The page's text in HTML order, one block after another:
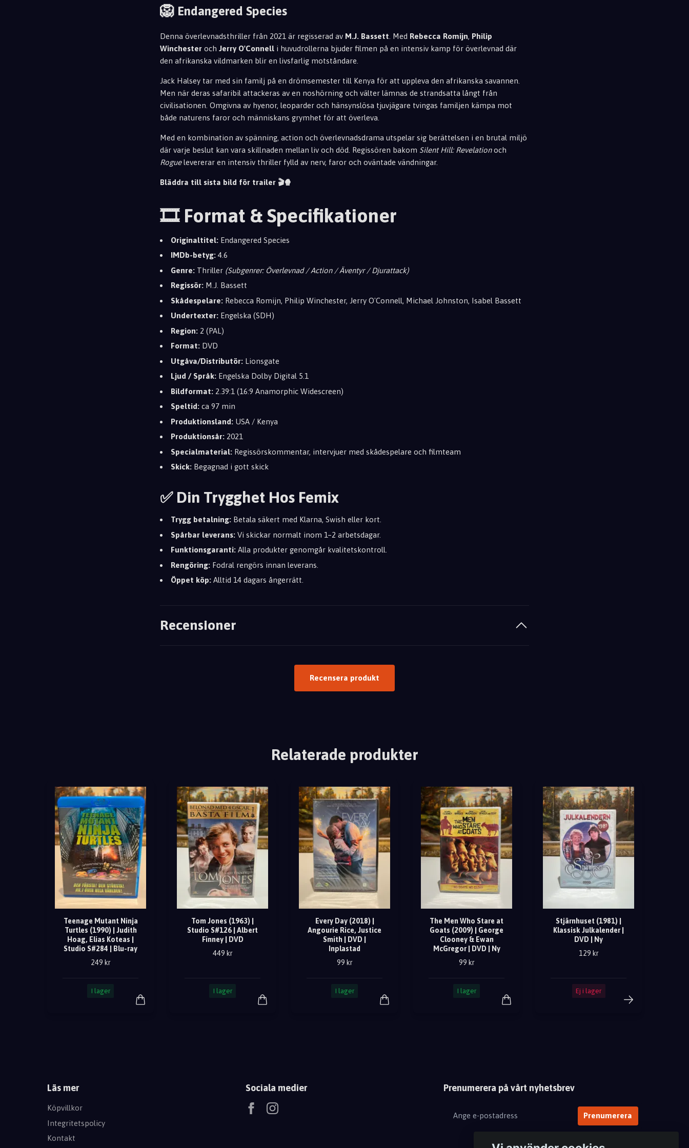
🦁 Endangered Species
Denna överlevnadsthriller från 2021 är regisserad av M.J. Bassett . Med Rebecca Romijn, Philip
Winchester och Jerry O'Connell i huvudrollerna bjuder filmen på en intensiv kamp för överlevnad där
den afrikanska vildmarken blir en livsfarlig motståndare.
Jack Halsey tar med sin familj på en drömsemester till Kenya för att uppleva den afrikanska savannen.
Men när deras safaribil attackeras av en noshörning och välter lämnas de strandsatta långt från
civilisationen. Omgivna av hyenor, leoparder och hänsynslösa tjuvjägare tvingas familjen kämpa mot
både naturens faror och människans grymhet för att överleva.
Med en kombination av spänning, action och överlevnadsdrama utspelar sig berättelsen i en brutal miljö
där varje beslut kan vara skillnaden mellan liv och död. Regissören bakom Silent Hill: Revelationoch
Roguelevererar en intensiv thriller fylld av nerv, faror och oväntade vändningar.
Bläddra till sista bild för trailer 🎬🍿
🎞️ Format & Specifikationer
Originaltitel: Endangered Species
IMDb-betyg:4.6
Genre: Thriller (Subgenrer: Överlevnad / Action / Äventyr / Djurattack)
Regissör: M.J. Bassett
Skådespelare: Rebecca Romijn, Philip Winchester, Jerry O'Connell, Michael Johnston, Isabel Bassett
Undertexter: Engelska (SDH)
Region: 2 (PAL)
Format: DVD
Utgåva/Distributör: Lionsgate
Ljud / Språk: Engelska Dolby Digital 5.1
Bildformat: 2.39:1 (16:9 Anamorphic Widescreen)
Speltid: ca 97 min
Produktionsland: USA / Kenya
Produktionsår: 2021
Specialmaterial: Regissörskommentar, intervjuer med skådespelare och filmteam
Skick: Begagnad i gott skick
✅ Din Trygghet Hos Femix
Trygg betalning: Betala säkert med Klarna, Swish eller kort.
Spårbar leverans: Vi skickar normalt inom 1–2 arbetsdagar.
Funktionsgaranti: Alla produkter genomgår kvalitetskontroll.
Rengöring: Fodral rengörs innan leverans.
Öppet köp: Alltid 14 dagars ångerrätt.
Recensioner
Recensera produkt
Relaterade produkter
Teenage Mutant Ninja
Turtles (1990) | Judith
Hoag, Elias Koteas |
Studio S#284 | Blu-ray
249 kr
I lager
Tom Jones (1963) |
Studio S#126 | Albert
Finney | DVD
449 kr
I lager
Every Day (2018) |
Angourie Rice, Justice
Smith | DVD |
Inplastad
99 kr
I lager
The Men Who Stare at
Goats (2009) | George
Clooney & Ewan
McGregor | DVD | Ny
99 kr
I lager
Stjärnhuset (1981) |
Klassisk Julkalender |
DVD | Ny
129 kr
Ej i lager
Läs mer
Köpvillkor
Integritetspolicy
Kontakt
Sociala medier Prenumerera på vårt nyhetsbrev
Prenumerera